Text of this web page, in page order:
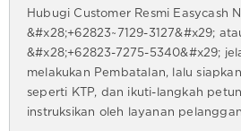
Hubugi Customer Resmi Easycash
&#x28;+62823~7129-3127&#x29;
&#x28;+62823-7275-5340&#x29;
melakukan Pembatalan, lalu
seperti KTP, dan ikuti-langkah
instruksikan oleh layanan